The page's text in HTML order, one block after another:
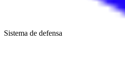
Sistema de defensa